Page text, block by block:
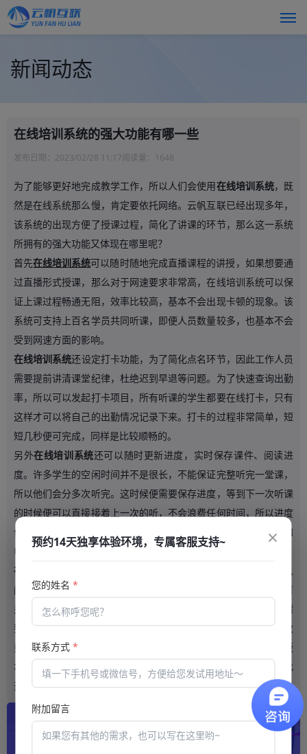
新闻动态
在线培训系统的强大功能有哪一些
发布日期： 2023/02/28 11:17阅读量： 1648
为了能够更好地完成教学工作，所以人们会使用在线培训系统，既
然是在线系统那么慢，肯定要依托网络。云帆互联已经出现多年，
该系统的出现方便了授课过程，简化了讲课的环节，那么这一系统
所拥有的强大功能又体现在哪里呢？
首先在线培训系统可以随时随地完成直播课程的讲授，如果想要通
过直播形式授课，那么对于网速要求非常高，在线培训系统可以保
证上课过程畅通无阻，效率比较高，基本不会出现卡顿的现象。该
系统可支持上百名学员共同听课，即便人员数量较多，也基本不会
受到网速方面的影响。
在线培训系统还设定打卡功能，为了简化点名环节，因此工作人员
需要提前讲清课堂纪律，杜绝迟到早退等问题。为了快速查询出勤
率，所以可以发起打卡项目，所有听课的学生都要在线打卡，只有
这样才可以将自己的出勤情况记录下来。打卡的过程非常简单，短
短几秒便可完成，同样是比较顺畅的。
另外在线培训系统还可以随时更新进度，实时保存课件、阅读进
度。许多学生的空闲时间并不是很长，不能保证完整听完一堂课，
所以他们会分多次听完。这时候便需要保存进度，等到下一次听课
的时候便可以直接接着上一次的听，不会浪费任何时间，所以进度
保持工作同样很重要。它还可以跨端阅读，即便人们打算将手机和
电脑搭配起来共同使用也是没有问题的。
在线培训系统
一直都拥有各种强大的功能，如今的培训系统五花八
门，云帆互联之所以能够脱颖而出，确实与它具有的特色功能有
关，因为这里推出了各种款式的产品，因此进一步满足了人们的需
要。据了解这里的版本有基础版、标准版、专业版还有旗舰版，收
费标准各不相同，服务品质也完全不同。选择真正适合自己的版
本，不仅能够满足个人所需，同时还不需要支付额外的费用，因此
选择一个真正适合自己的版本十分关键。
×
预约14天独享体验环境，专属客服支持~
您的姓名*
联系方式*
附加留言